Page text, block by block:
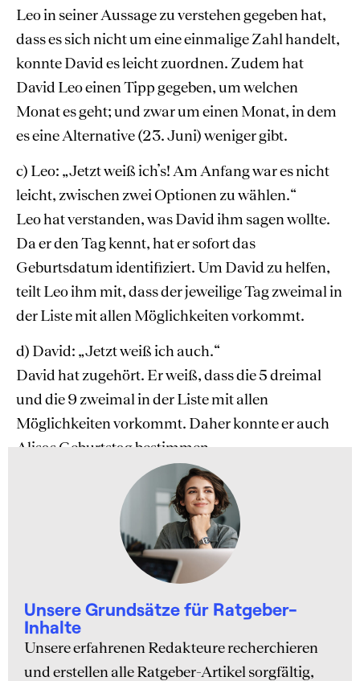
Leo in seiner Aussage zu verstehen gegeben hat,
dass es sich nicht um eine einmalige Zahl handelt,
konnte David es leicht zuordnen. Zudem hat
David Leo einen Tipp gegeben, um welchen
Monat es geht; und zwar um einen Monat, in dem
es eine Alternative (23. Juni) weniger gibt.
c) Leo: „Jetzt weiß ich’s! Am Anfang war es nicht
leicht, zwischen zwei Optionen zu wählen.“
Leo hat verstanden, was David ihm sagen wollte.
Da er den Tag kennt, hat er sofort das
Geburtsdatum identifiziert. Um David zu helfen,
teilt Leo ihm mit, dass der jeweilige Tag zweimal in
der Liste mit allen Möglichkeiten vorkommt.
d) David: „Jetzt weiß ich auch.“
David hat zugehört. Er weiß, dass die 5 dreimal
und die 9 zweimal in der Liste mit allen
Möglichkeiten vorkommt. Daher konnte er auch
Alisas Geburtstag bestimmen.
Unsere Grundsätze für Ratgeber-
Inhalte
Unsere erfahrenen Redakteure recherchieren
und erstellen alle Ratgeber-Artikel sorgfältig,